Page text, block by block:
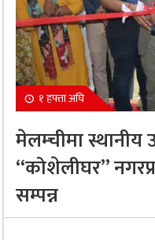
१ हफ्ता अघि
मेलम्चीमा स्थानीय
“कोशेलीघर”
सम्पन्न